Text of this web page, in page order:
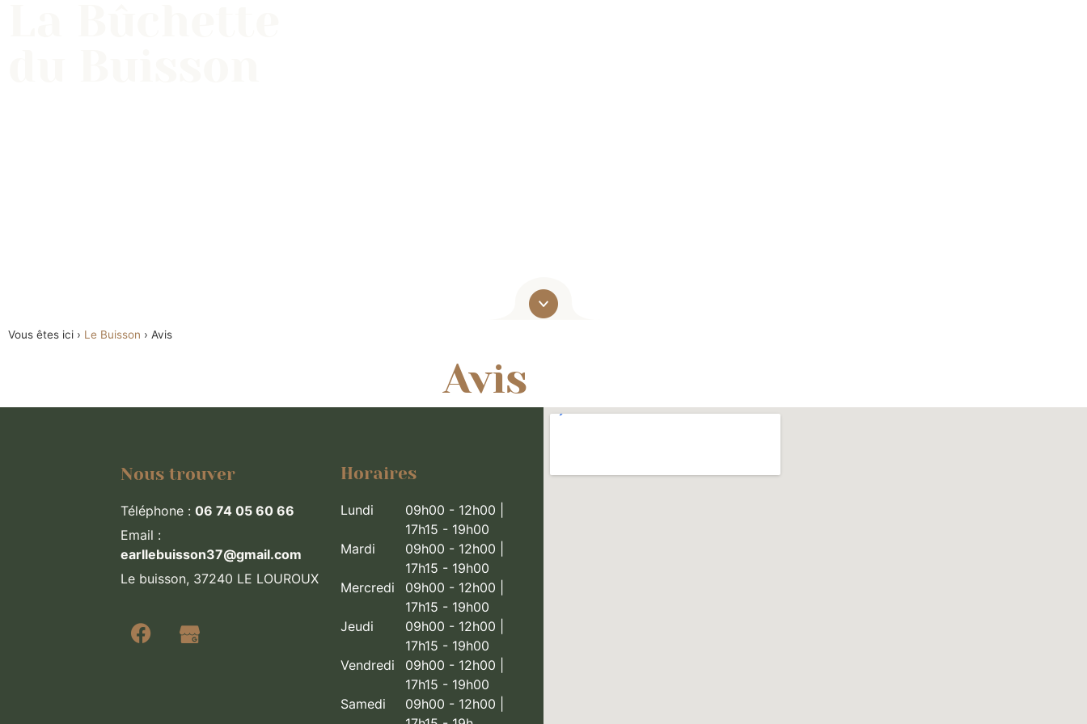
Vous êtes ici › Le Buisson › Avis
Avis
Nous trouver
Téléphone : 06 74 05 60 66
Email :
earllebuisson37@gmail.com
Le buisson, 37240 LE LOUROUX
Horaires
Lundi
09h00 - 12h00 |
17h15 - 19h00
Mardi
09h00 - 12h00 |
17h15 - 19h00
Mercredi
09h00 - 12h00 |
17h15 - 19h00
Jeudi
09h00 - 12h00 |
17h15 - 19h00
Vendredi
09h00 - 12h00 |
17h15 - 19h00
Samedi
09h00 - 12h00 |